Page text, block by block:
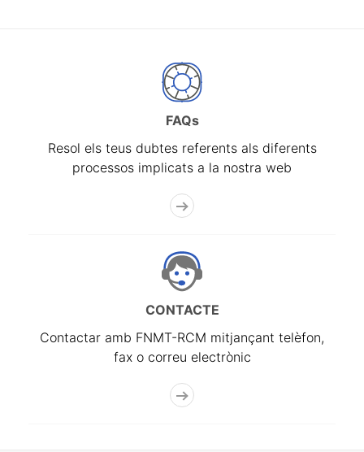
FAQs
Resol els teus dubtes referents als diferents
processos implicats a la nostra web
CONTACTE
Contactar amb FNMT-RCM mitjançant telèfon,
fax o correu electrònic